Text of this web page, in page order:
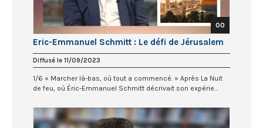
00
Eric-Emmanuel Schmitt : Le défi de Jérusalem
Diffusé le 11/09/2023
1/6 « Marcher là-bas, où tout a commencé. » Après La Nuit
de feu, où Éric-Emmanuel Schmitt décrivait son expérie...